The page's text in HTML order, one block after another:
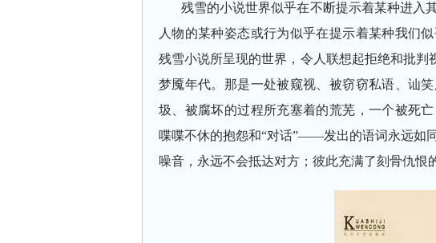
残雪的小说世界似乎在不断提示着某种进入
人物的某种姿态或行为似乎在提示着某种我们
残雪小说所呈现的世界，令人联想起拒绝和批判
梦魇年代。那是一处被窥视、被窃窃私语、讪
圾、被腐坏的过程所充塞着的荒芜，一个被死
喋喋不休的抱怨和“对话”——发出的语词永远如
噪音，永远不会抵达对方；彼此充满了刻骨仇恨